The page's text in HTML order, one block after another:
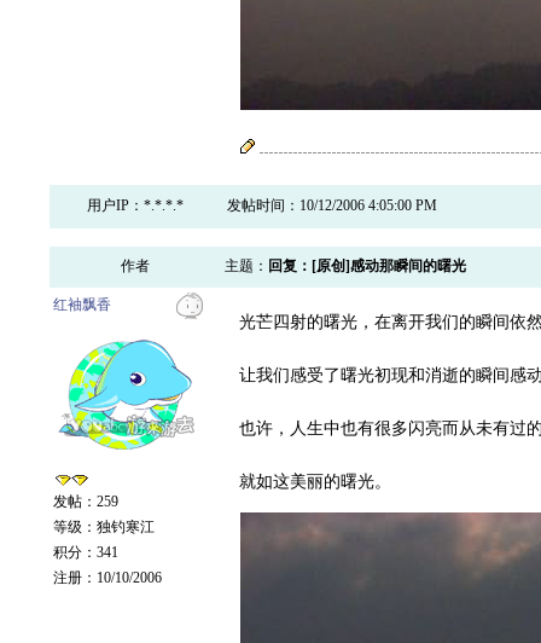
用户IP：*.*.*.* 发帖时间：10/12/2006 4:05:00 PM
作者 主题： 回复：[原创]感动那瞬间的曙光
红袖飘香
发帖：259
等级：独钓寒江
积分：341
注册：10/10/2006
光芒四射的曙光，在离开我们的瞬间依
让我们感受了曙光初现和消逝的瞬间感
也许，人生中也有很多闪亮而从未有过
就如这美丽的曙光。